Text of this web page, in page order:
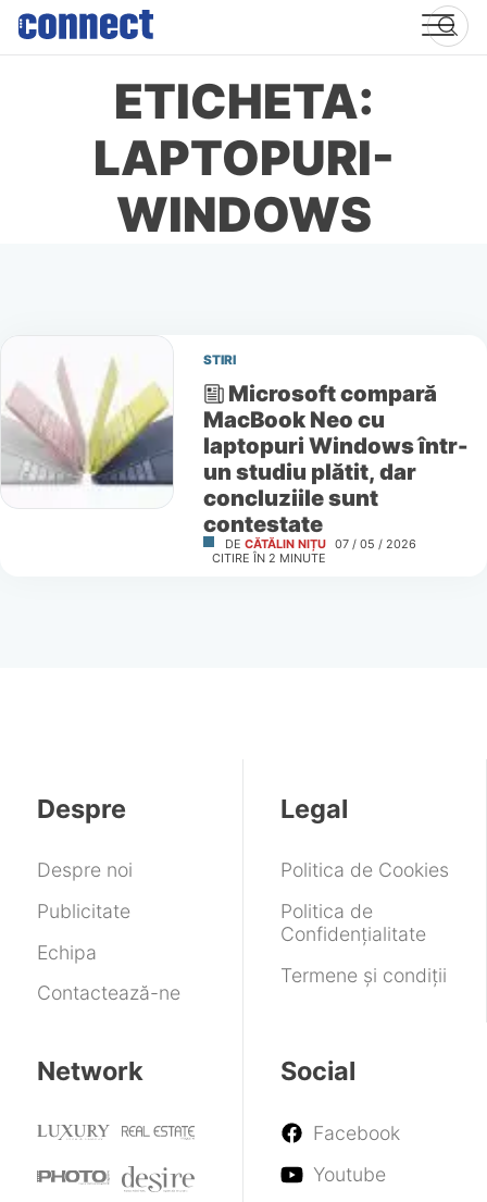
Skip
content
ETICHETA:
LAPTOPURI-
WINDOWS
STIRI
Microsoft compară
MacBook Neo cu
laptopuri Windows într-
un studiu plătit, dar
concluziile sunt
contestate
DE CĂTĂLIN NIȚU 07 / 05 / 2026
CITIRE ÎN 2 MINUTE
Despre
Despre noi
Publicitate
Echipa
Contactează-ne
Legal
Politica de Cookies
Politica de
Confidențialitate
Termene și condiții
Network Social
Facebook
Youtube